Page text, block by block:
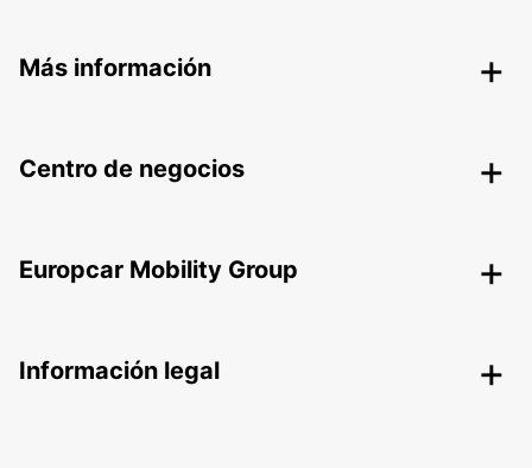
Más información
Centro de negocios
Europcar Mobility Group
Información legal